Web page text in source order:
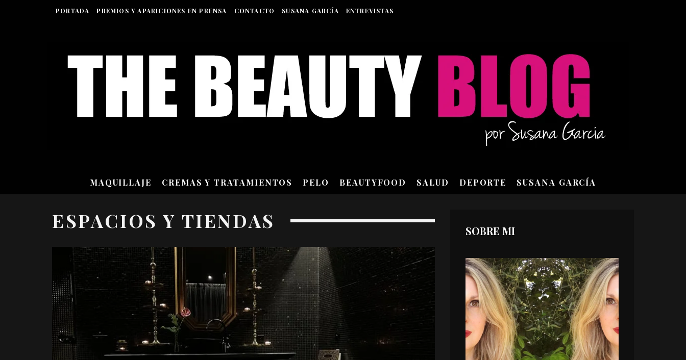
PORTADA PREMIOS Y APARICIONES EN PRENSA CONTACTO SUSANA GARCÍA ENTREVISTAS
MAQUILLAJE CREMAS Y TRATAMIENTOS PELO BEAUTYFOOD SALUD DEPORTE SUSANA GARCÍA
ESPACIOS Y TIENDAS SOBRE MI